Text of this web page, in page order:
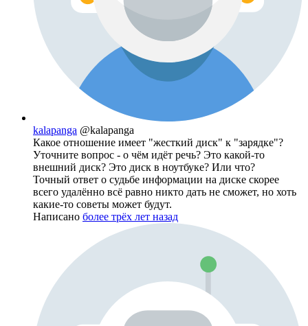
kalapanga @kalapanga
Какое отношение имеет "жесткий диск" к "зарядке"?
Уточните вопрос - о чём идёт речь? Это какой-то
внешний диск? Это диск в ноутбуке? Или что?
Точный ответ о судьбе информации на диске скорее
всего удалённо всё равно никто дать не сможет, но хоть
какие-то советы может будут.
Написано более трёх лет назад